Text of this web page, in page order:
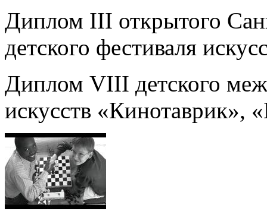
Диплом III открытого
детского фестиваля
Диплом VIII детского
искусств «Кинотаврик»,